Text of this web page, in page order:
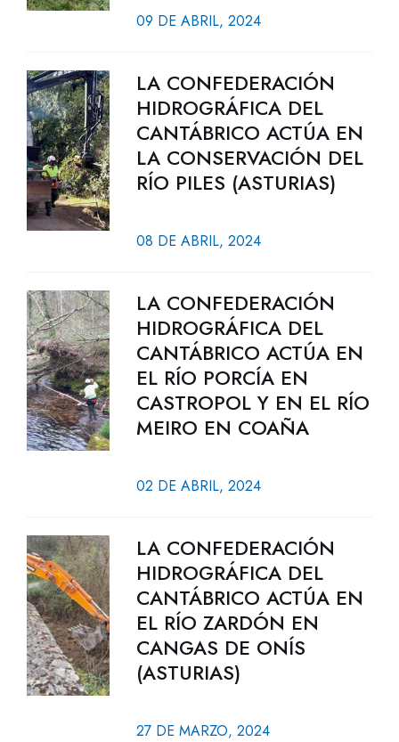
09 DE ABRIL, 2024
LA CONFEDERACIÓN
HIDROGRÁFICA DEL
CANTÁBRICO ACTÚA EN
LA CONSERVACIÓN DEL
RÍO PILES (ASTURIAS)
08 DE ABRIL, 2024
LA CONFEDERACIÓN
HIDROGRÁFICA DEL
CANTÁBRICO ACTÚA EN
EL RÍO PORCÍA EN
CASTROPOL Y EN EL RÍO
MEIRO EN COAÑA
02 DE ABRIL, 2024
LA CONFEDERACIÓN
HIDROGRÁFICA DEL
CANTÁBRICO ACTÚA EN
EL RÍO ZARDÓN EN
CANGAS DE ONÍS
(ASTURIAS)
27 DE MARZO, 2024